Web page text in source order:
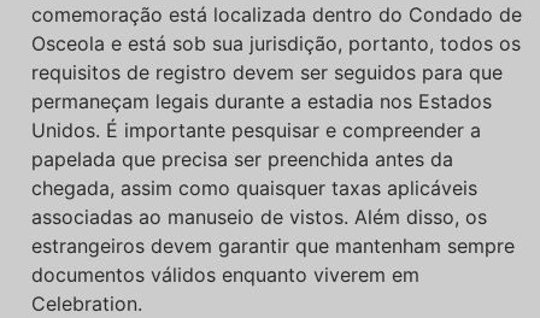
comemoração está localizada dentro do Condado de
Osceola e está sob sua jurisdição, portanto, todos os
requisitos de registro devem ser seguidos para que
permaneçam legais durante a estadia nos Estados
Unidos. É importante pesquisar e compreender a
papelada que precisa ser preenchida antes da
chegada, assim como quaisquer taxas aplicáveis
associadas ao manuseio de vistos. Além disso, os
estrangeiros devem garantir que mantenham sempre
documentos válidos enquanto viverem em
Celebration.